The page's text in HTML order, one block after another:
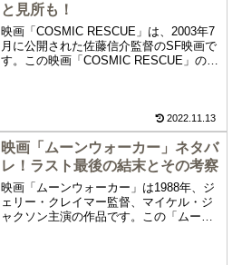
と見所も！
映画「COSMIC RESCUE」は、2003年7
月に公開された佐藤信介監督のSF映画で
す。この映画「COSMIC RESCUE」のネ
Century（森田剛・三宅健・岡田准一）の
映画デビュー作品でもあります。
2022.11.13
映画「ムーンウォーカー」ネタバ
レ！ラスト最後の結末とその考察
映画「ムーンウォーカー」は1988年、ジ
ェリー・クレイマー監督、マイケル・ジ
ャクソン主演の作品です。この「ムーン